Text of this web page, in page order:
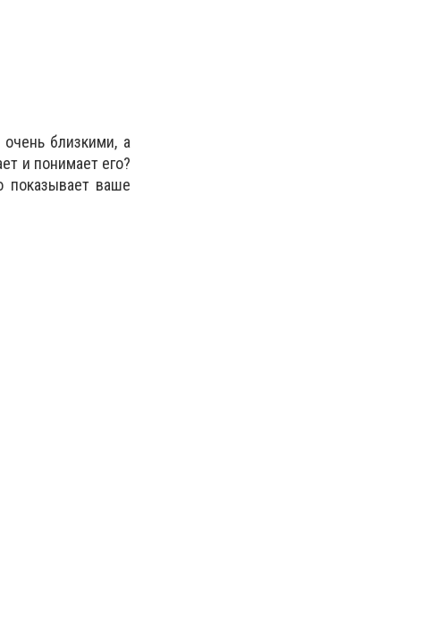
близкими, а
и понимает его?
показывает ваше